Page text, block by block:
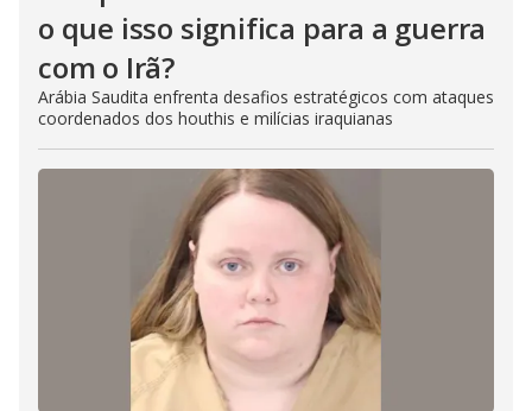
o que isso significa para a guerra
com o Irã?
Arábia Saudita enfrenta desafios estratégicos com ataques
coordenados dos houthis e milícias iraquianas